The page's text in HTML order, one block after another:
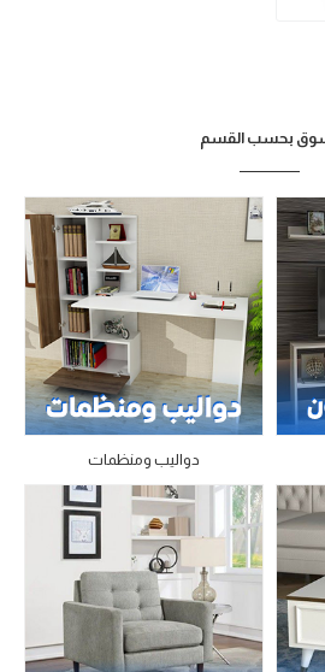
بحسب القسم
دواليب ومنظمات